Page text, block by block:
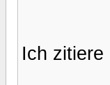
Ich zitiere